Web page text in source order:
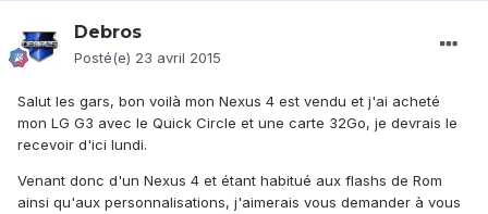
Debros
Posté(e) 23 avril 2015
Salut les gars, bon voilà mon Nexus 4 est vendu et j'ai acheté
mon LG G3 avec le Quick Circle et une carte 32Go, je devrais le
recevoir d'ici lundi.
Venant donc d'un Nexus 4 et étant habitué aux flashs de Rom
ainsi qu'aux personnalisations, j'aimerais vous demander à vous